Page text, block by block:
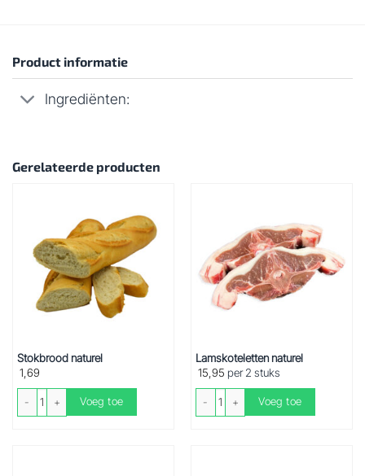
Product informatie
Ingrediënten:
Gerelateerde producten
Stokbrood naturel
1,69
Stokbrood naturel aantal
Voeg toe
Lamskoteletten naturel
15,95 per 2 stuks
Lamskoteletten naturel aantal
Voeg toe